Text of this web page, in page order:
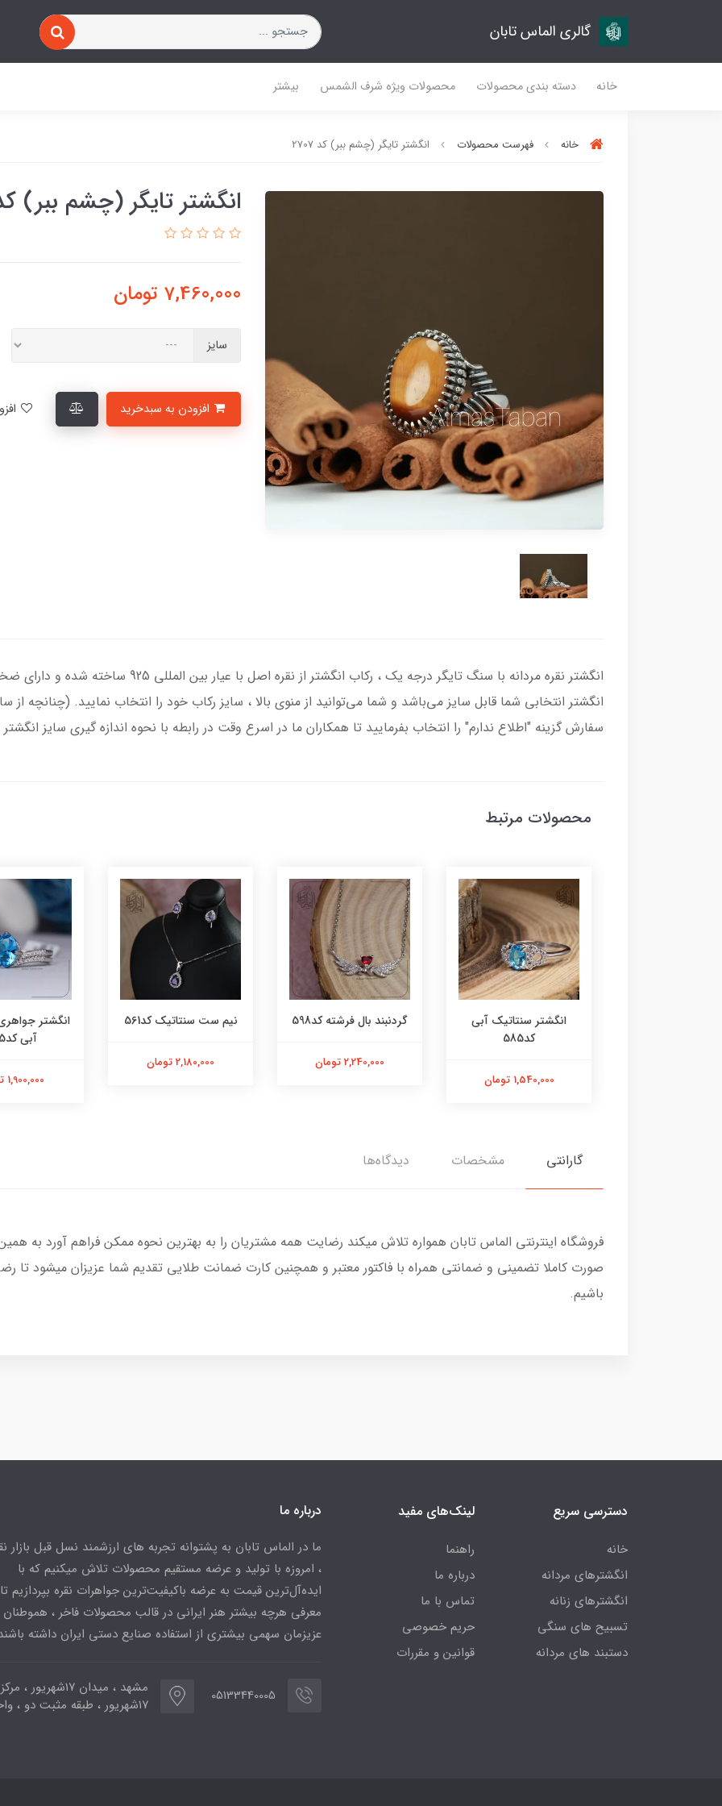
گالری الماس تابان
خانه دسته بندی محصولات محصولات ویژه شرف الشمس بیشتر
خانه فهرست محصولات انگشتر تایگر (چشم ببر) کد 2707
انگشتر تایگر (چشم ببر) کد
7,460,000 تومان
سایز
انگشتر نقره مردانه با سنگ تایگر درجه یک ، رکاب
انگشتر انتخابی شما قابل سایز می‌باشد و شما می‌توانید از منوی بالا ، سایز رکاب خود را انتخاب نمایید. (چنانچه
سفارش گزینه "اطلاع ندارم" را انتخاب بفرمایید تا همکاران ما در اسرع وقت در رابطه با نحوه اندازه گیری سایز
محصولات مرتبط
انگشتر سنتاتیک آبی
کد585
1,540,000 تومان
گردنبند بال فرشته کد598
2,240,000 تومان
نیم ست سنتاتیک کد561
2,180,000 تومان
انگشتر
آبی کد565
1,900,000 تومان
گارانتی مشخصات دیدگاه‌ها
فروشگاه اینترنتی الماس تابان همواره تلاش میکند رضایت همه مشتریان را به بهترین نحوه ممکن فراهم آورد به
صورت کاملا تضمینی و ضمانتی همراه با فاکتور معتبر و همچنین کارت ضمانت طلایی تقدیم شما عزیزان میشود تا
باشیم.
دسترسی سریع
خانه
انگشترهای مردانه
انگشترهای زنانه
تسبیح های سنگی
دستبند های مردانه
لینک‌های مفید
راهنما
درباره ما
تماس با ما
حریم خصوصی
قوانین و مقررات
درباره ما
ما در الماس تابان به پشتوانه تجربه های ارزشمند نسل قبل بازار
، امروزه با تولید و عرضه مستقیم محصولات تلاش میکنیم که با
ایده‌آل‌ترین قیمت به عرضه باکیفیت‌ترین جواهرات نقره بپردازیم تا
معرفی هرچه بیشتر هنر ایرانی در قالب محصولات فاخر ، هموطنان
عزیزمان سهمی بیشتری از استفاده صنایع دستی ایران داشته
05133440005
مشهد ، میدان ۱۷شهریور
۱۷شهریور ، طبقه مثبت دو ، واحد ۷۷۳